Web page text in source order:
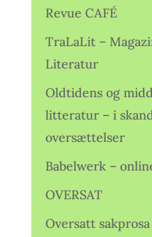
Revue CAFÉ
TraLaLit –
Literatur
Oldtidens og
litteratur – i
oversættelser
Babelwerk –
OVERSAT
Oversatt sakprosa